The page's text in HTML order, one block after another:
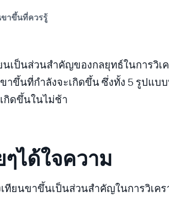
ขาขึ้นที่ควรรู้
เป็นส่วนสำคัญของกลยุทธ์ในการวิเ
ขึ้นที่กำลังจะเกิดขึ้น ซึ่งทั้ง 5 รูปแบ
กิดขึ้นในไม่ช้า
ได้ใจความ
ทียนขาขึ้นเป็นส่วนสำคัญในการวิเค